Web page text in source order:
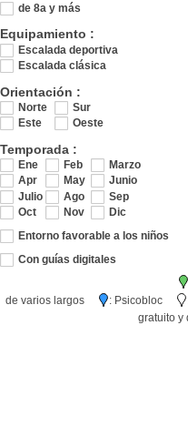
de 8a y más
Equipamiento :
Escalada deportiva
Escalada clásica
Orientación :
Norte
Sur
Este
Oeste
Temporada :
Ene Feb
Marzo
Apr
May
Junio
Julio
Ago
Sep
Oct
Nov
Dic
Entorno favorable a los niños
Con guías digitales
de varios largos
: Psicobloc
gratuito y